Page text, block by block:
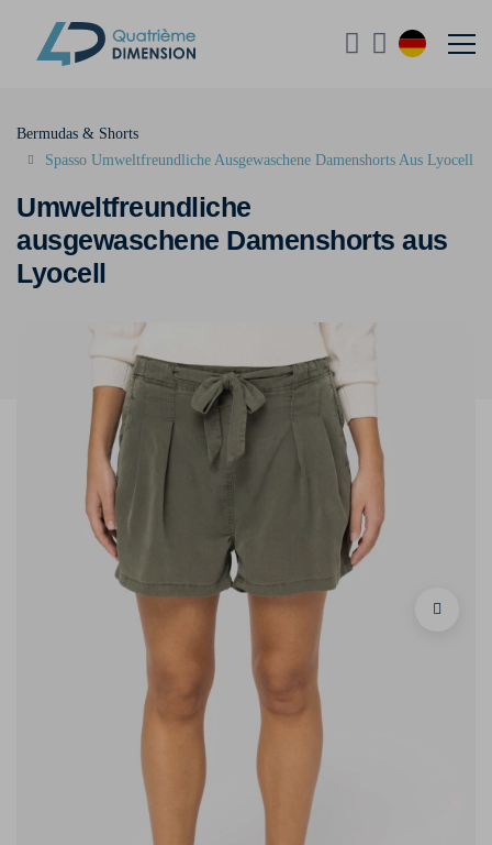
Umweltfreundliche
ausgewaschene Damenshorts aus
Lyocell
Bermudas & Shorts
Spasso Umweltfreundliche Ausgewaschene Damenshorts Aus Lyocell